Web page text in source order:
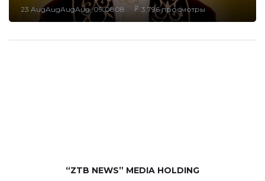
23 AugAugAugAug, 09:0808 3,796 просмотры
“ZTB NEWS” MEDIA HOLDING